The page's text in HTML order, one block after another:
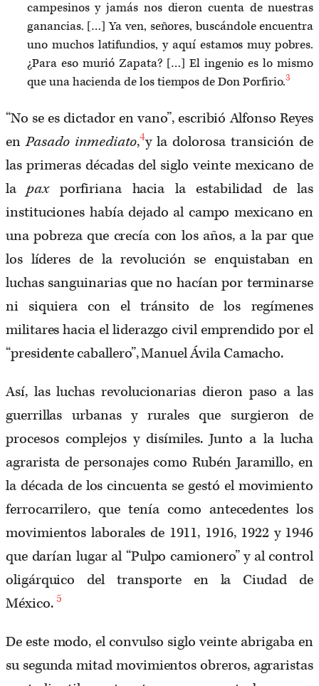
campesinos y jamás nos dieron cuenta de nuestras
ganancias. […] Ya ven, señores, buscándole encuentra
uno muchos latifundios, y aquí estamos muy pobres.
¿Para eso murió Zapata? […] El ingenio es lo mismo
que una hacienda de los tiempos de Don Porfirio.3
“No se es dictador en vano”, escribió Alfonso Reyes
enPasado inmediato,4y la dolorosa transición de
las primeras décadas del siglo veinte mexicano de
lapax porfiriana hacia la estabilidad de las
instituciones había dejado al campo mexicano en
una pobreza que crecía con los años, a la par que
los líderes de la revolución se enquistaban en
luchas sanguinarias que no hacían por terminarse
ni siquiera con el tránsito de los regímenes
militares hacia el liderazgo civil emprendido por el
“presidente caballero”, Manuel Ávila Camacho.
Así, las luchas revolucionarias dieron paso a las
guerrillas urbanas y rurales que surgieron de
procesos complejos y disímiles. Junto a la lucha
agrarista de personajes como Rubén Jaramillo, en
la década de los cincuenta se gestó el movimiento
ferrocarrilero, que tenía como antecedentes los
movimientos laborales de 1911, 1916, 1922 y 1946
que darían lugar al “Pulpo camionero” y al control
oligárquico del transporte en la Ciudad de
México. 5
De este modo, el convulso siglo veinte abrigaba en
su segunda mitad movimientos obreros, agraristas